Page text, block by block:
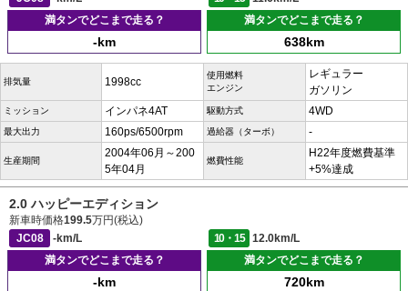
満タンでどこまで走る？
-km
満タンでどこまで走る？
638km
排気量 1998cc
使用燃料
エンジン
レギュラー
ガソリン
ミッション インパネ4AT 駆動方式 4WD
最大出力 160ps/6500rpm 過給器（ターボ） -
生産期間
2004年06月～200
5年04月
燃費性能
H22年度燃費基準
+5%達成
2.0 ハッピーエディション
新車時価格199.5万円(税込)
JC08
-km/L 10・15
12.0km/L
満タンでどこまで走る？
-km
満タンでどこまで走る？
720km